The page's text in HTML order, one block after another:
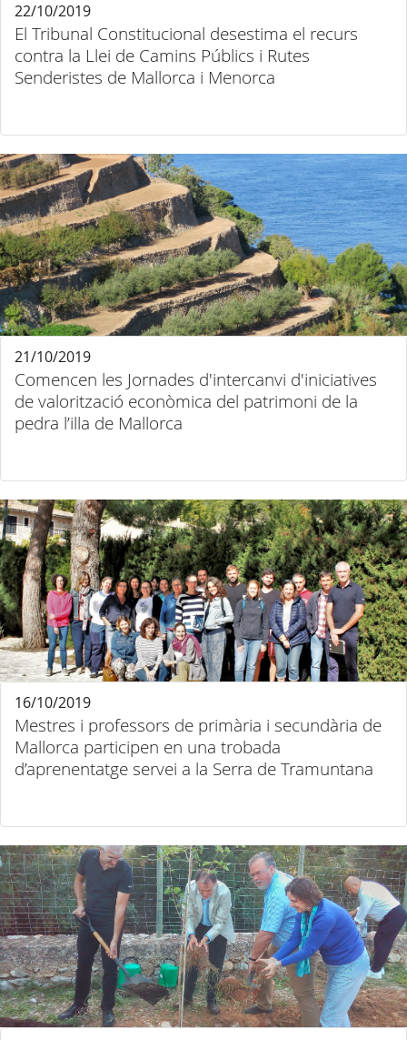
El Tribunal Constitucional desestima el recurs
contra la Llei de Camins Públics i Rutes
Senderistes de Mallorca i Menorca
22/10/2019
Comencen les Jornades d'intercanvi d'iniciatives
de valorització econòmica del patrimoni de la
pedra l’illa de Mallorca
21/10/2019
Mestres i professors de primària i secundària de
Mallorca participen en una trobada
d’aprenentatge servei a la Serra de Tramuntana
16/10/2019